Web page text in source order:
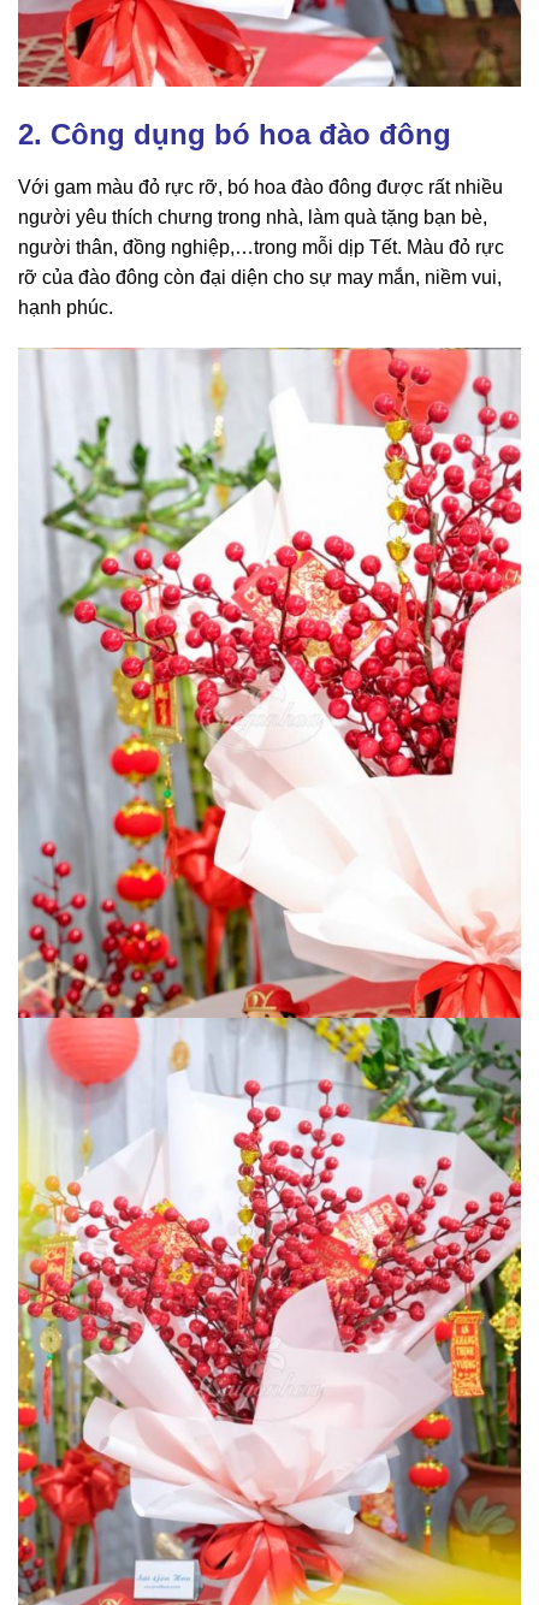
2. Công dụng bó hoa đào đông
Với gam màu đỏ rực rỡ, bó hoa đào đông được rất nhiều
người yêu thích chưng trong nhà, làm quà tặng bạn bè,
người thân, đồng nghiệp,…trong mỗi dịp Tết. Màu đỏ rực
rỡ của đào đông còn đại diện cho sự may mắn, niềm vui,
hạnh phúc.